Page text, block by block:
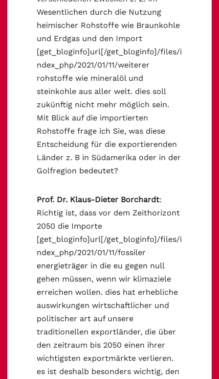
Wesentlichen durch die Nutzung
heimischer Rohstoffe wie Braunkohle
und Erdgas und den Import
[get_bloginfo]url[/get_bloginfo]/files/i
ndex_php/2021/01/11/weiterer
rohstoffe wie mineralöl und
steinkohle aus aller welt. dies soll
zukünftig nicht mehr möglich sein.
Mit Blick auf die importierten
Rohstoffe frage ich Sie, was diese
Entscheidung für die exportierenden
Länder z. B in Südamerika oder in der
Golfregion bedeutet?
Prof. Dr. Klaus-Dieter Borchardt:
Richtig ist, dass vor dem Zeithorizont
2050 die Importe
[get_bloginfo]url[/get_bloginfo]/files/i
ndex_php/2021/01/11/fossiler
energieträger in die eu gegen null
gehen müssen, wenn wir klimaziele
erreichen wollen. dies hat erhebliche
auswirkungen wirtschaftlicher und
politischer art auf unsere
traditionellen exportländer, die über
den zeitraum bis 2050 einen ihrer
wichtigsten exportmärkte verlieren.
es ist deshalb besonders wichtig, den